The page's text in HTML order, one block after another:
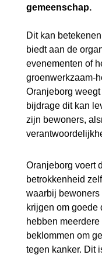
gemeenschap.
Dit kan
biedt aan de
evenementen of
groenwerkzaam-
Oranjeborg
bijdrage dit kan
zijn bewoners,
Oranjeborg voert
betrokkenheid
waarbij
krijgen om goede
hebben
beklommen om
tegen kanker. Dit